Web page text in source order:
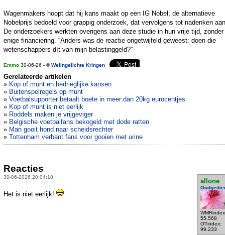
Wagenmakers hoopt dat hij kans maakt op een IG Nobel, de alternatieve
Nobelprijs bedoeld voor grappig onderzoek, dat vervolgens tot nadenken
De onderzoekers werkten overigens aan deze studie in hun vrije tijd, zonder
enige financiering. “Anders was de reactie ongetwijfeld geweest: doen die
wetenschappers dít van mijn belastinggeld?”
Emmo 30-06-26 - ©Welingelichte Kringen
Gerelateerde artikelen
» Kop of munt en bedrieglijke kansen
» Buitenspelregels op munt
» Voetbalsupporter betaalt boete in meer dan 20kg eurocentjes
» Kop of munt is niet eerlijk
» Roddels maken je vrijgeviger
» Belgische voetbalfans bekogeld met dode ratten
» Man gooit hond naar scheidsrechter
» Tottenham verbant fans voor gooien met urine
Reacties
30-06-2026 20:04:10
allone
55.568
OTindex:
99.233
Het is niet eerlijk!